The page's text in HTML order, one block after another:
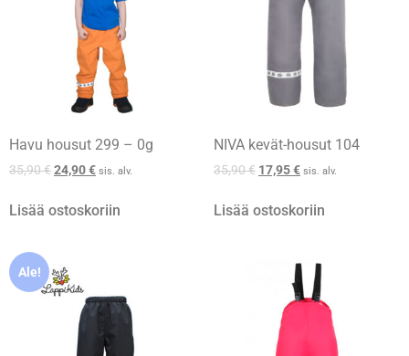
Havu housut 299 – 0g
35,90€24,90€ sis. alv.
Lisää ostoskoriin
NIVA kevät-housut 104
35,90€ 17,95€ sis. alv.
Lisää ostoskoriin
Ale!